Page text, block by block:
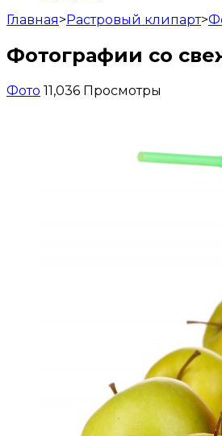
Главная>Растровый клипарт>
Фотографии со
Фото 11,036 Просмотры